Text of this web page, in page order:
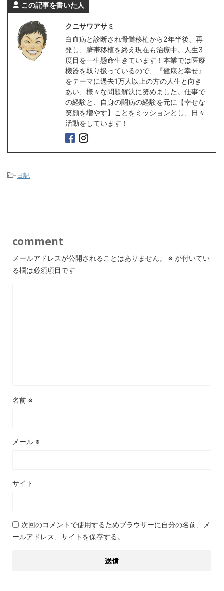
この記事を書いた人
クニサワアサミ
白血病と診断され骨髄移植から2年半後、再
発し、臍帯移植を終え現在も治療中。人生3
度目を一生懸命生きています！本業では医療
機器を取り扱っているので、『健康と幸せ』
をテーマに過去1万人以上の方の人生と向き
あい、様々な問題解決に努めました。仕事で
の経験と、自身の闘病の経験を元に【幸せな
笑顔を増やす】ことをミッションとし、日々
活動をしています！
-日記
comment
メールアドレスが公開されることはありません。 ※ が付いてい
る欄は必須項目です
名前 ※
メール ※
サイト
次回のコメントで使用するためブラウザーに自分の名前、メ
ールアドレス、サイトを保存する。